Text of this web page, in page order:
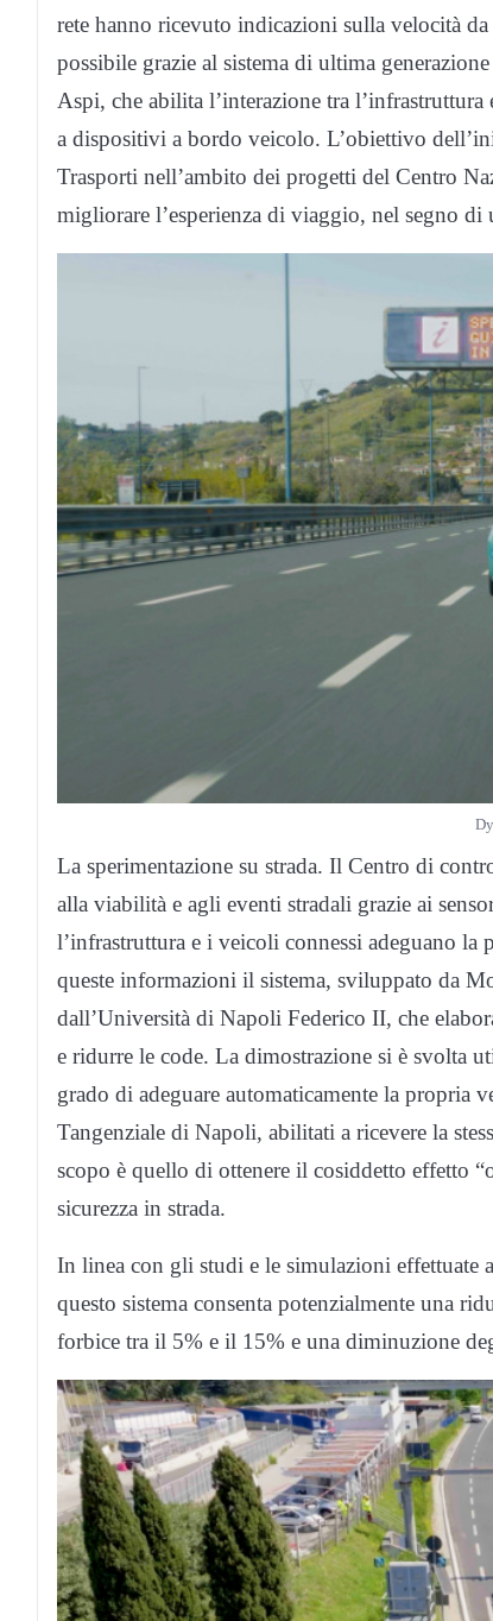
rete hanno ricevuto indicazioni sulla velocità
possibile grazie al sistema di ultima
Aspi, che abilita l’interazione tra
a dispositivi a bordo veicolo. L’obiettivo
Trasporti nell’ambito dei progetti del Centro
migliorare l’esperienza di viaggio, nel segno
La sperimentazione su strada. Il Centro di
alla viabilità e agli eventi stradali grazie ai
l’infrastruttura e i veicoli connessi adeguano
queste informazioni il sistema, sviluppato da
dall’Università di Napoli Federico II, che
e ridurre le code. La dimostrazione si è svolta
grado di adeguare automaticamente la propria
Tangenziale di Napoli, abilitati a ricevere la
scopo è quello di ottenere il cosiddetto effetto
sicurezza in strada.
In linea con gli studi e le simulazioni effettuate
questo sistema consenta potenzialmente una
forbice tra il 5% e il 15% e una diminuzione